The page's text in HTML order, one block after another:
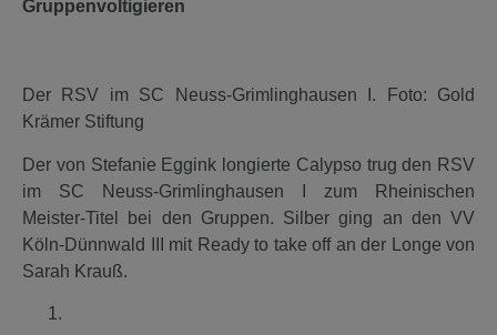
Gruppenvoltigieren
Der RSV im SC Neuss-Grimlinghausen I. Foto: Gold
Krämer Stiftung
Der von Stefanie Eggink longierte Calypso trug den RSV
im SC Neuss-Grimlinghausen I zum Rheinischen
Meister-Titel bei den Gruppen. Silber ging an den VV
Köln-Dünnwald III mit Ready to take off an der Longe von
Sarah Krauß.